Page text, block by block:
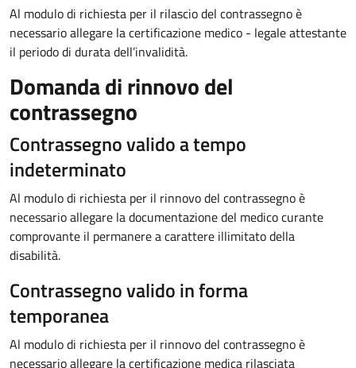
Al modulo di richiesta per il rilascio del contrassegno è
necessario allegare la certificazione medico - legale attestante
il periodo di durata dell’invalidità.
Domanda di rinnovo del
contrassegno
Contrassegno valido a tempo
indeterminato
Al modulo di richiesta per il rinnovo del contrassegno è
necessario allegare la documentazione del medico curante
comprovante il permanere a carattere illimitato della
disabilità.
Contrassegno valido in forma
temporanea
Al modulo di richiesta per il rinnovo del contrassegno è
necessario allegare la certificazione medica rilasciata